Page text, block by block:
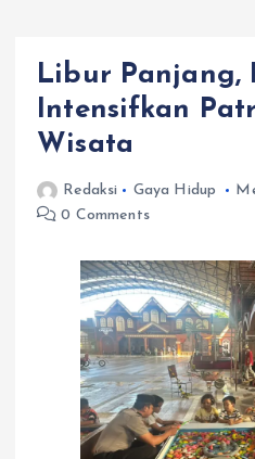
Libur Panjang,
Intensifkan
Wisata
Redaksi Gaya Hidup
0 Comments